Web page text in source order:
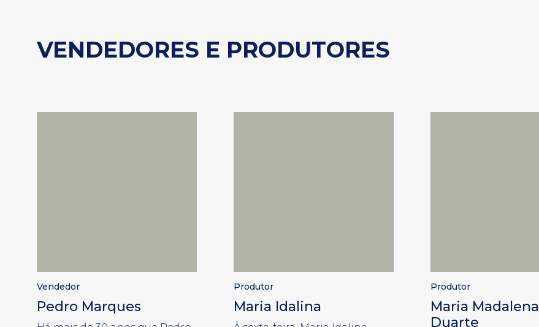
VENDEDORES E PRODUTORES
Vendedor
Pedro Marques
Produtor
Maria Idalina
Produtor
Maria Madalena
Duarte